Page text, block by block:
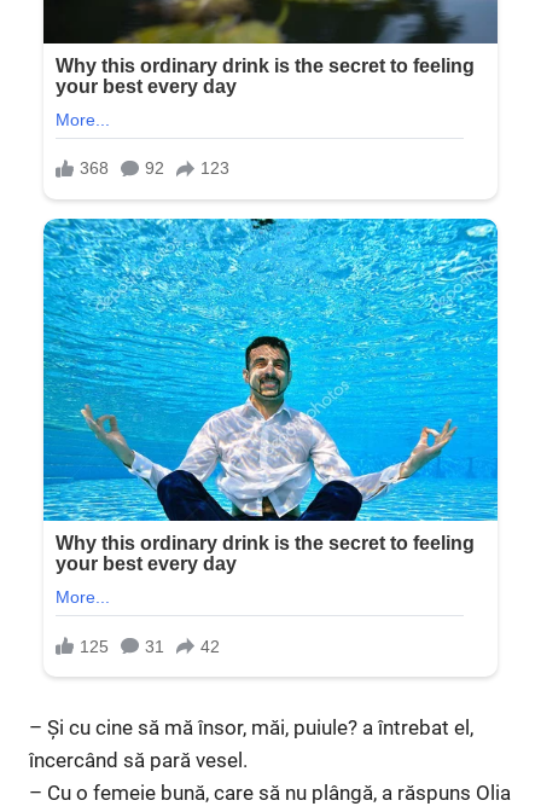
– Și cu cine să mă însor, măi, puiule? a întrebat el,
încercând să pară vesel.
– Cu o femeie bună, care să nu plângă, a răspuns Olia